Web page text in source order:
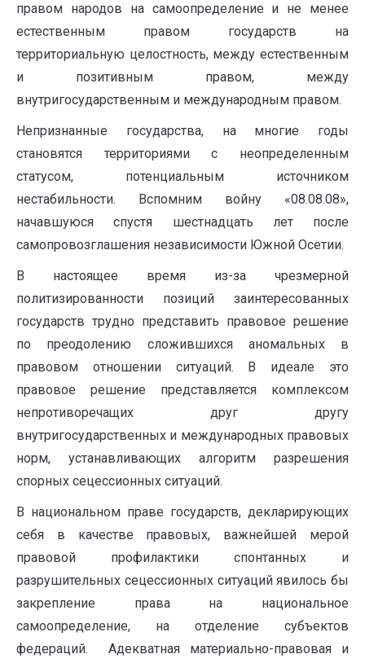
правом народов на самоопределение и не менее
естественным правом государств на
территориальную целостность, между естественным
и позитивным правом, между
внутригосударственным и международным правом.
Непризнанные государства, на многие годы
становятся территориями с неопределенным
статусом, потенциальным источником
нестабильности. Вспомним войну «08.08.08»,
начавшуюся спустя шестнадцать лет после
самопровозглашения независимости Южной Осетии.
В настоящее время из-за чрезмерной
политизированности позиций заинтересованных
государств трудно представить правовое решение
по преодолению сложившихся аномальных в
правовом отношении ситуаций. В идеале это
правовое решение представляется комплексом
непротиворечащих друг другу
внутригосударственных и международных правовых
норм, устанавливающих алгоритм разрешения
спорных сецессионных ситуаций.
В национальном праве государств, декларирующих
себя в качестве правовых, важнейшей мерой
правовой профилактики спонтанных и
разрушительных сецессионных ситуаций явилось бы
закрепление права на национальное
самоопределение, на отделение субъектов
федераций. Адекватная материально-правовая и